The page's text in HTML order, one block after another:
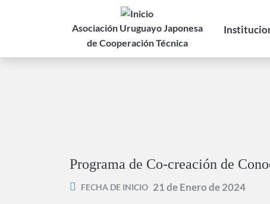
Asociación Uruguayo Japonesa
de Cooperación Técnica
Programa de Co-creación de
FECHA DE INICIO 21 de Enero de 2024